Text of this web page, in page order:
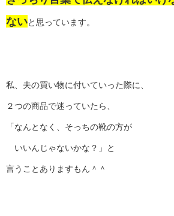
ないと思っています。
私、夫の買い物に付いていった際に、
２つの商品で迷っていたら、
「なんとなく、そっちの靴の方が
いいんじゃないかな？」と
言うことありますもん＾＾